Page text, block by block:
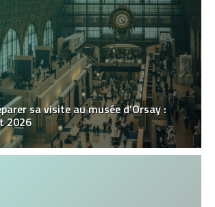
sa visite au musée d’Orsay :
2026